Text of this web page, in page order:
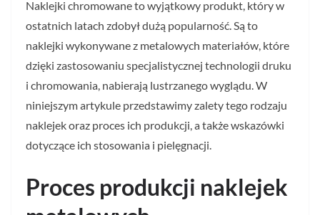
Naklejki chromowane to wyjątkowy produkt, który w
ostatnich latach zdobył dużą popularność. Są to
naklejki wykonywane z metalowych materiałów, które
dzięki zastosowaniu specjalistycznej technologii druku
i chromowania, nabierają lustrzanego wyglądu. W
niniejszym artykule przedstawimy zalety tego rodzaju
naklejek oraz proces ich produkcji, a także wskazówki
dotyczące ich stosowania i pielęgnacji.
Proces produkcji naklejek